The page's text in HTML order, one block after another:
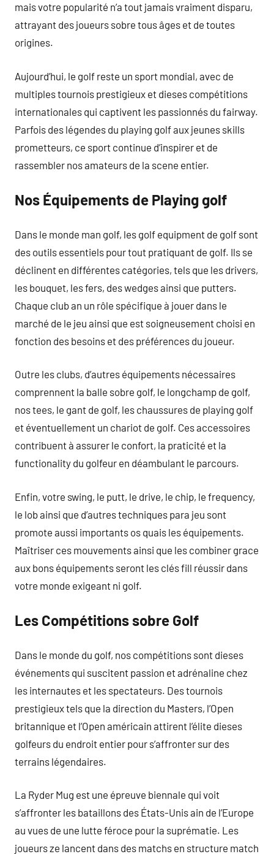
mais votre popularité n’a tout jamais vraiment disparu,
attrayant des joueurs sobre tous âges et de toutes
origines.
Aujourd’hui, le golf reste un sport mondial, avec de
multiples tournois prestigieux et dieses compétitions
internationales qui captivent les passionnés du fairway.
Parfois des légendes du playing golf aux jeunes skills
prometteurs, ce sport continue d’inspirer et de
rassembler nos amateurs de la scene entier.
Nos Équipements de Playing golf
Dans le monde man golf, les golf equipment de golf sont
des outils essentiels pour tout pratiquant de golf. Ils se
déclinent en différentes catégories, tels que les drivers,
les bouquet, les fers, des wedges ainsi que putters.
Chaque club an un rôle spécifique à jouer dans le
marché de le jeu ainsi que est soigneusement choisi en
fonction des besoins et des préférences du joueur.
Outre les clubs, d’autres équipements nécessaires
comprennent la balle sobre golf, le longchamp de golf,
nos tees, le gant de golf, les chaussures de playing golf
et éventuellement un chariot de golf. Ces accessoires
contribuent à assurer le confort, la praticité et la
functionality du golfeur en déambulant le parcours.
Enfin, votre swing, le putt, le drive, le chip, le frequency,
le lob ainsi que d’autres techniques para jeu sont
promote aussi importants os quais les équipements.
Maîtriser ces mouvements ainsi que les combiner grace
aux bons équipements seront les clés fill réussir dans
votre monde exigeant ni golf.
Les Compétitions sobre Golf
Dans le monde du golf, nos compétitions sont dieses
événements qui suscitent passion et adrénaline chez
les internautes et les spectateurs. Des tournois
prestigieux tels que la direction du Masters, l’Open
britannique et l’Open américain attirent l’élite dieses
golfeurs du endroit entier pour s’affronter sur des
terrains légendaires.
La Ryder Mug est une épreuve biennale qui voit
s’affronter les bataillons des États-Unis ain de l’Europe
au vues de une lutte féroce pour la suprématie. Les
joueurs ze lancent dans des matchs en structure match